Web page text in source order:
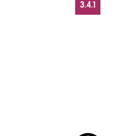
3.4.1